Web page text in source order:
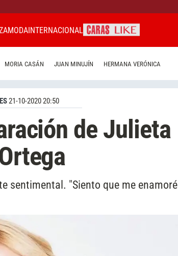
MODAINTERNACIONAL
MORIA CASÁN JUAN MINUJÍN HERMANA VERÓNICA
21-10-2020 20:50
de Julieta
sentimental. "Siento que me enamoré